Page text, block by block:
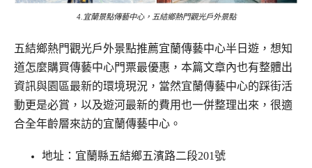
4.宜蘭景點傳藝中心，五結鄉熱門觀光戶外景點
五結鄉熱門觀光戶外景點推薦宜蘭傳藝中心半日遊，想知
道怎麼購買傳藝中心門票最優惠，本篇文章內也有整體出
資訊與園區最新的環境現況，當然宜蘭傳藝中心的踩街活
動更是必賞，以及遊河最新的費用也一併整理出來，很適
合全年齡層來訪的宜蘭傳藝中心。
地址：宜蘭縣五結鄉五濱路二段201號